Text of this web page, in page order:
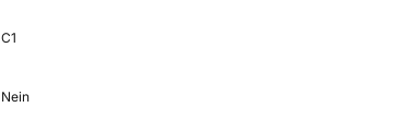
C1
Nein